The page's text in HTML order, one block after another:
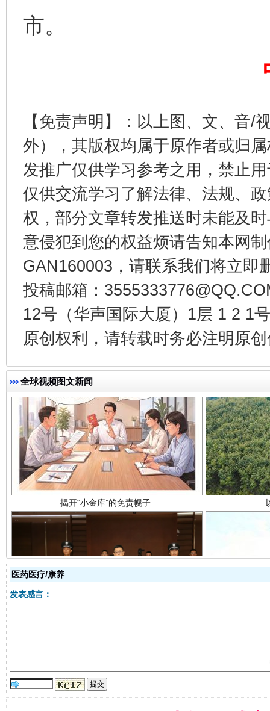
市。
【免责声明】：以上图、文、音/
外），其版权均属于原作者或归
发推广仅供学习参考之用，禁止
仅供交流学习了解法律、法规、
权，部分文章转发推送时未能及
意侵犯到您的权益烦请告知本网
GAN160003，请联系我们将立即
投稿邮箱：
12号（华声国际大厦）1层 1 2 1
原创权利，请转载时务必注明原
全球视频图文新闻
东山县通报“牛蛙产品抗生素超标问题” 法
千年窑火 生生不息 一
揭开“小金库”的免责幌子
医药医疗/康养
发表感言：